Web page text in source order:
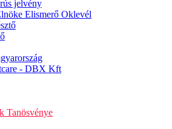
jelvény
Elismerő Oklevél
- DBX Kft
Tanösvénye